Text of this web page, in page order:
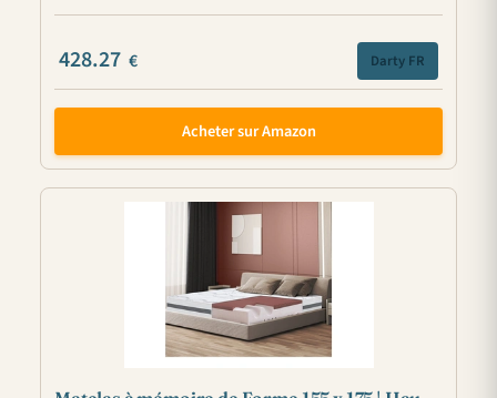
428.27 € Darty FR
Acheter sur Amazon